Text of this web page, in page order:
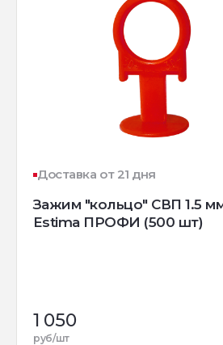
Доставка от 21 дня
Зажим "кольцо" СВП 1.5
Estima ПРОФИ (500 шт)
1 050
руб/шт